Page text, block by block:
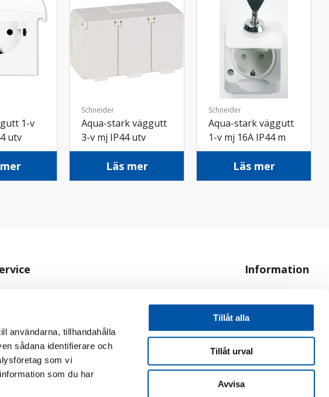
användarna, tillhandahålla
sådana identifierare och
som vi
som du har
Tillåt alla
Tillåt urval
Avvisa
1-v
utv
Schneider
Aqua-stark väggutt
3-v mj IP44 utv
skruv
Läs mer
Schneider
Aqua-stark väggutt
1-v mj 16A IP44 m
lås utv skruv
Läs mer
Information
Hur handlar jag?